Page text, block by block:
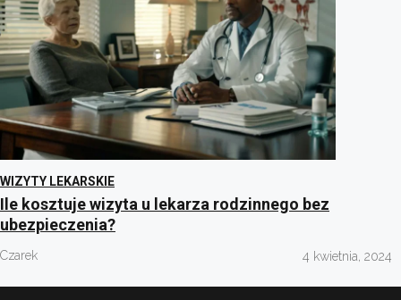
WIZYTY LEKARSKIE
Ile kosztuje wizyta u lekarza rodzinnego bez
ubezpieczenia?
Czarek 4 kwietnia, 2024